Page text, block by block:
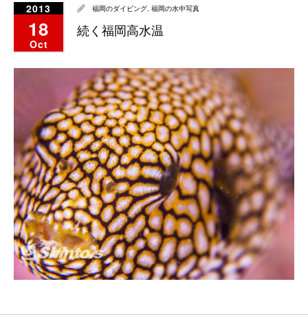
2013
18
Oct
福岡のダイビング 福岡の水中写真
続く福岡高水温